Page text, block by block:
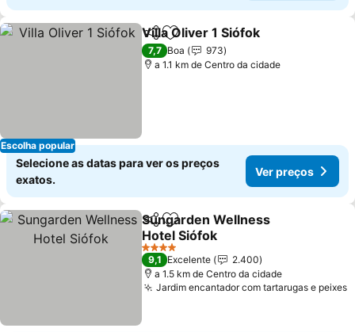
Escolha popular
PartilharAdicionar aos favoritos
Villa Oliver 1 Siófok
7,7 Boa
973
a 1.1 km de Centro da cidade
Selecione as datas para ver os preços
exatos.
Ver preços
PartilharAdicionar aos favoritos
Sungarden Wellness
Hotel Siófok
4 Estrelas
9,1 Excelente
2.400
a 1.5 km de Centro da cidade
Jardim encantador com tartarugas e peixes